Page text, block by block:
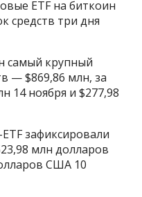
ETF на биткоин
средств три дня
самый крупный
— $869,86 млн, за
14 ноября и $277,98
зафиксировали
млн долларов
США 10